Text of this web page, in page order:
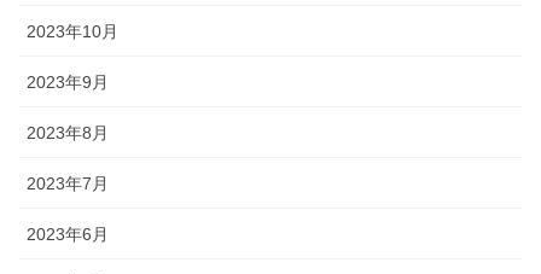
2023年10月
2023年9月
2023年8月
2023年7月
2023年6月